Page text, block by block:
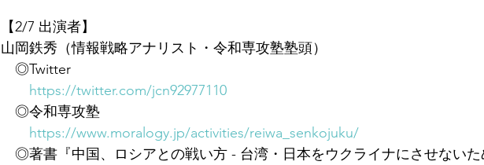
【2/7 出演者】
山岡鉄秀（情報戦略アナリスト・令和専攻塾塾頭）
◎Twitter
https://twitter.com/jcn92977110
◎令和専攻塾
https://www.moralogy.jp/activities/reiwa_senkojuku/
◎著書『中国、ロシアとの戦い方 - 台湾・日本をウクライナにさせないた